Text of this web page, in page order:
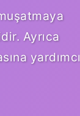
Ayrıca